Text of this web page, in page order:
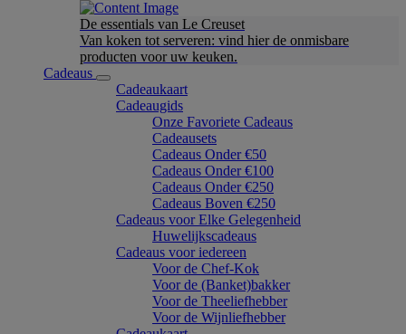
De essentials van Le Creuset
Van koken tot serveren: vind hier de onmisbare
producten voor uw keuken.
Cadeaus
Cadeaukaart
Cadeaugids
Onze Favoriete Cadeaus
Cadeausets
Cadeaus Onder €50
Cadeaus Onder €100
Cadeaus Onder €250
Cadeaus Boven €250
Cadeaus voor Elke Gelegenheid
Huwelijkscadeaus
Cadeaus voor iedereen
Voor de Chef-Kok
Voor de (Banket)bakker
Voor de Theeliefhebber
Voor de Wijnliefhebber